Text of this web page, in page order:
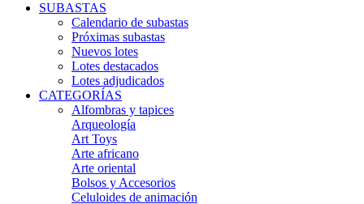
SUBASTAS
Calendario de subastas
Próximas subastas
Nuevos lotes
Lotes destacados
Lotes adjudicados
CATEGORÍAS
Alfombras y tapices
Arqueología
Art Toys
Arte africano
Arte oriental
Bolsos y Accesorios
Celuloides de animación